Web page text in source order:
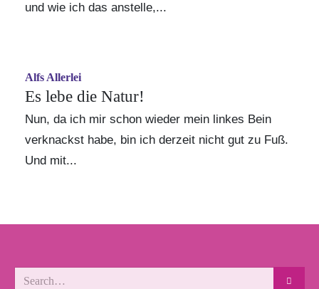
und wie ich das anstelle,...
Alfs Allerlei
Es lebe die Natur!
Nun, da ich mir schon wieder mein linkes Bein
verknackst habe, bin ich derzeit nicht gut zu Fuß.
Und mit...